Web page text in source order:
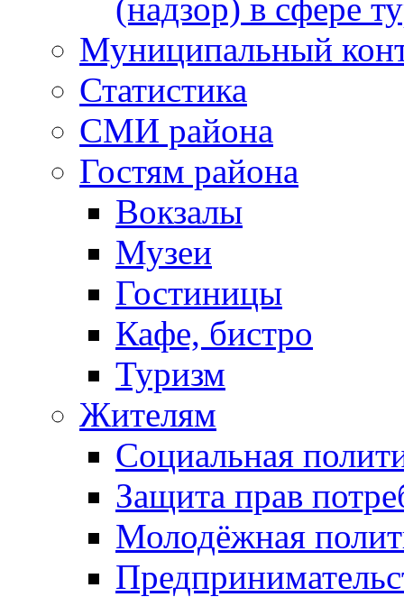
(надзор) в сфере
Муниципальный
Статистика
СМИ района
Гостям района
Вокзалы
Музеи
Гостиницы
Кафе, бистро
Туризм
Жителям
Социальная
Защита прав
Молодёжная